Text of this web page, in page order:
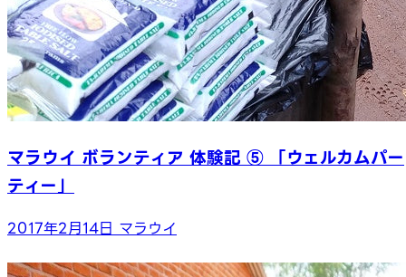
マラウイ ボランティア 体験記 ⑤ 「ウェルカムパー
ティー」
2017年2月14日 マラウイ